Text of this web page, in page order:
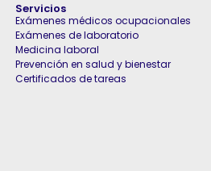
Servicios
Exámenes médicos ocupacionales
Exámenes de laboratorio
Medicina laboral
Prevención en salud y bienestar
Certificados de tareas